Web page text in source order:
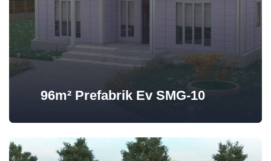
96m² Prefabrik Ev SMG-10